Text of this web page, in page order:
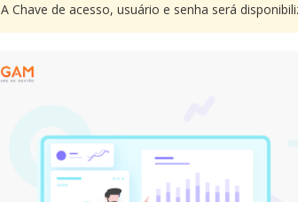
A Chave de acesso, usuário e senha será